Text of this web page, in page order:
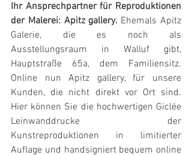
Ihr Ansprechpartner für Reproduktionen
der Malerei: Apitz gallery. Ehemals Apitz
Galerie, die es noch als
Ausstellungsraum in Walluf gibt,
Hauptstraße 65a, dem Familiensitz.
Online nun Apitz gallery, für unsere
Kunden, die nicht direkt vor Ort sind.
Hier können Sie die hochwertigen Giclée
Leinwanddrucke der
Kunstreproduktionen in limitierter
Auflage und handsigniert bequem online